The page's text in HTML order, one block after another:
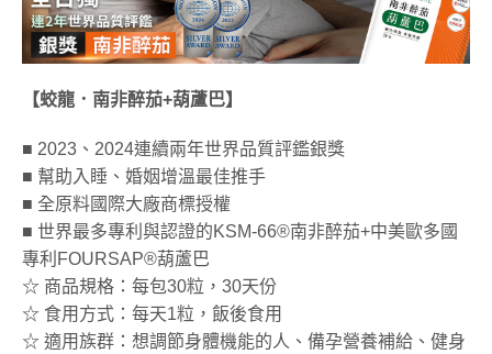
【蛟龍．南非醉茄+葫蘆巴】
■ 2023、2024連續兩年世界品質評鑑銀獎
■ 幫助入睡、婚姻增溫最佳推手
■ 全原料國際大廠商標授權
■ 世界最多專利與認證的KSM-66®南非醉茄+中美歐多國
專利FOURSAP®葫蘆巴
☆ 商品規格：每包30粒，30天份
☆ 食用方式：每天1粒，飯後食用
☆ 適用族群：想調節身體機能的人、備孕營養補給、健身